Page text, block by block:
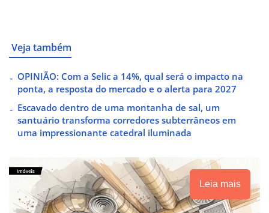
Veja também
OPINIÃO: Com a Selic a 14%, qual será o impacto na
ponta, a resposta do mercado e o alerta para 2027
Escavado dentro de uma montanha de sal, um
santuário transforma corredores subterrâneos em
uma impressionante catedral iluminada
Leia mais